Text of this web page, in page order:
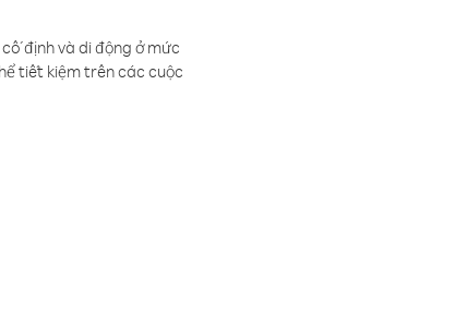
định và di động ở mức
tiết kiệm trên các cuộc